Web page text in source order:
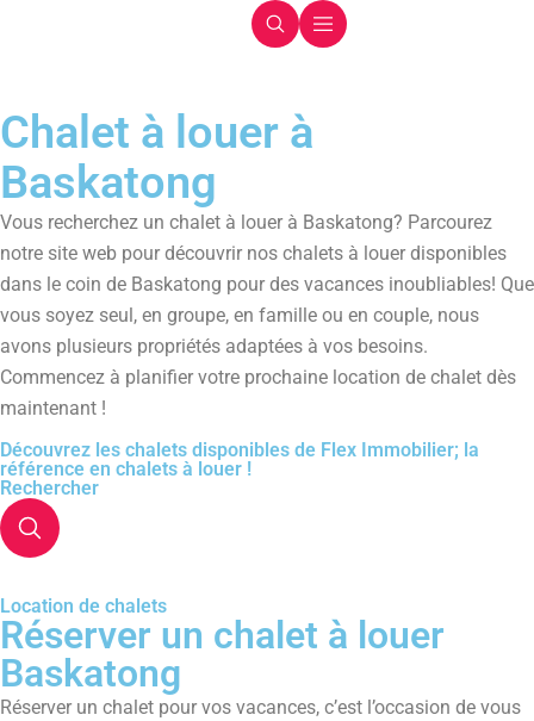
Chalet à louer à
Baskatong
Vous recherchez un chalet à louer à Baskatong? Parcourez
notre site web pour découvrir nos chalets à louer disponibles
dans le coin de Baskatong pour des vacances inoubliables! Que
vous soyez seul, en groupe, en famille ou en couple, nous
avons plusieurs propriétés adaptées à vos besoins.
Commencez à planifier votre prochaine location de chalet dès
maintenant !
Découvrez les chalets disponibles de Flex Immobilier; la
référence en chalets à louer !
Rechercher
Location de chalets
Réserver un chalet à louer
Baskatong
Réserver un chalet pour vos vacances, c’est l’occasion de vous